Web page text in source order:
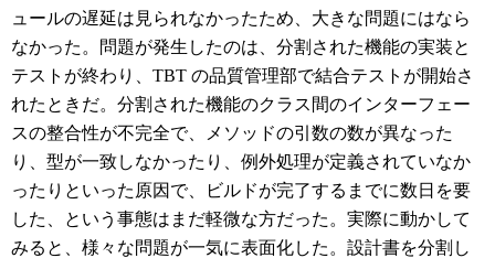
ュールの遅延は見られなかったため、大きな問題にはなら
なかった。問題が発生したのは、分割された機能の実装と
テストが終わり、TBT の品質管理部で結合テストが開始さ
れたときだ。分割された機能のクラス間のインターフェー
スの整合性が不完全で、メソッドの引数の数が異なった
り、型が一致しなかったり、例外処理が定義されていなか
ったりといった原因で、ビルドが完了するまでに数日を要
した、という事態はまだ軽微な方だった。実際に動かして
みると、様々な問題が一気に表面化した。設計書を分割し